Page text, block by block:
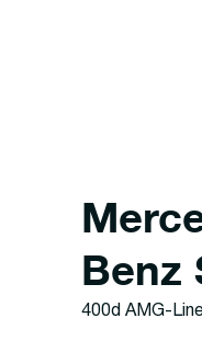
Benz
400d AMG-